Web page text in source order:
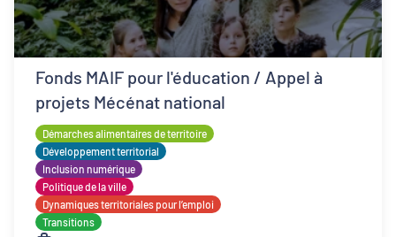
Fonds MAIF pour l'éducation / Appel à
projets Mécénat national
Démarches alimentaires de territoire
Développement territorial
Inclusion numérique
Politique de la ville
Dynamiques territoriales pour l’emploi
Transitions